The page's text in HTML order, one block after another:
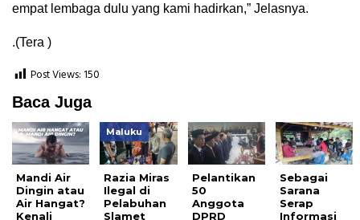
empat lembaga dulu yang kami hadirkan,” Jelasnya.
.(Tera )
Post Views: 150
Baca Juga
Mandi Air
Dingin atau
Air Hangat?
Kenali
Maluku
Razia Miras
Ilegal di
Pelabuhan
Slamet
Pelantikan
50
Anggota
DPRD
Sebagai
Sarana
Serap
Informasi